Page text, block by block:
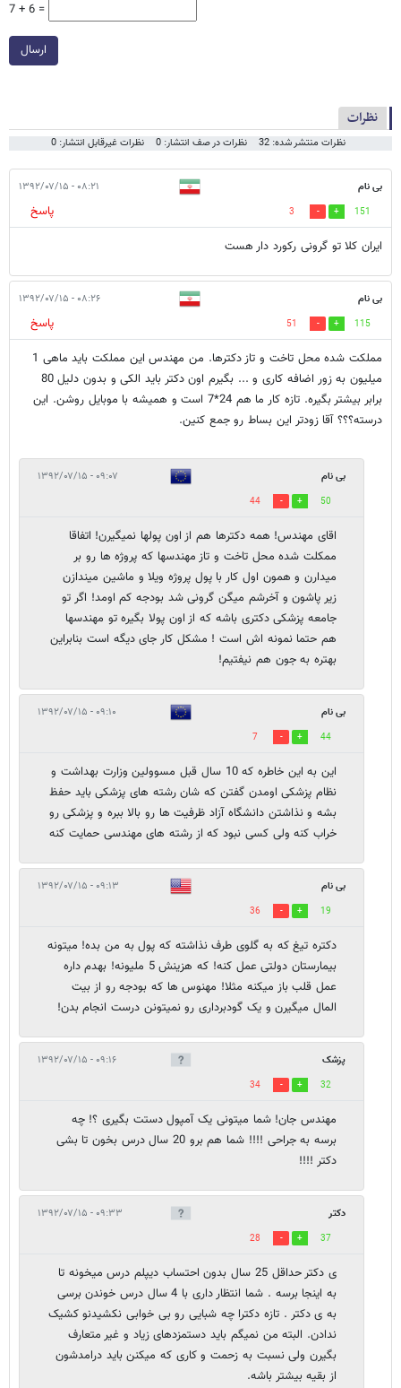
7 + 6 =
ارسال
نظرات
نظرات منتشر شده: 32 نظرات در صف انتشار: 0 نظرات غیرقابل انتشار: 0
بی نام ۰۸:۲۱ - ۱۳۹۲/۰۷/۱۵
151
3
پاسخ
ایران کلا تو گرونی رکورد دار هست
بی نام ۰۸:۲۶ - ۱۳۹۲/۰۷/۱۵
115
51
پاسخ
مملکت شده محل تاخت و تاز دکترها. من مهندس این مملکت باید ماهی 1
میلیون به زور اضافه کاری و ... بگیرم اون دکتر باید الکی و بدون دلیل 80
برابر بیشتر بگیره. تازه کار ما هم 24*7 است و همیشه با موبایل روشن. این
درسته؟؟؟ آقا زودتر این بساط رو جمع کنین.
بی نام ۰۹:۰۷ - ۱۳۹۲/۰۷/۱۵
50
44
اقای مهندس! همه دکترها هم از اون پولها نمیگیرن! اتفاقا
ممکلت شده محل تاخت و تاز مهندسها که پروژه ها رو بر
میدارن و همون اول کار با پول پروژه ویلا و ماشین میندازن
زیر پاشون و آخرشم میگن گرونی شد بودجه کم اومد! اگر تو
جامعه پزشکی دکتری باشه که از اون پولا بگیره تو مهندسها
هم حتما نمونه اش است ! مشکل کار جای دیگه است بنابراین
بهتره به جون هم نیفتیم!
بی نام ۰۹:۱۰ - ۱۳۹۲/۰۷/۱۵
44
7
این به این خاطره که 10 سال قبل مسوولین وزارت بهداشت و
نظام پزشکی اومدن گفتن که شان رشته های پزشکی باید حفظ
بشه و نذاشتن دانشگاه آزاد ظرفیت ها رو بالا ببره و پزشکی رو
خراب کنه ولی کسی نبود که از رشته های مهندسی حمایت کنه
بی نام ۰۹:۱۳ - ۱۳۹۲/۰۷/۱۵
19
36
دکتره تیغ که به گلوی طرف نذاشته که پول به من بده! میتونه
بیمارستان دولتی عمل کنه! که هزینش 5 ملیونه! بهدم داره
عمل قلب باز میکنه مثلا! مهنوس ها که بودجه رو از بیت
المال میگیرن و یک گودبرداری رو نمیتونن درست انجام بدن!
پزشک ۰۹:۱۶ - ۱۳۹۲/۰۷/۱۵
32
34
مهندس جان! شما میتونی یک آمپول دستت بگیری ؟! چه
برسه به جراحی !!!! شما هم برو 20 سال درس بخون تا بشی
دکتر !!!!
دکتر ۰۹:۳۳ - ۱۳۹۲/۰۷/۱۵
37
28
ی دکتر حداقل 25 سال بدون احتساب دیپلم درس میخونه تا
به اینجا برسه . شما انتظار داری با 4 سال درس خوندن برسی
به ی دکتر . تازه دکترا چه شبایی رو بی خوابی نکشیدنو کشیک
ندادن. البته من نمیگم باید دستمزدهای زیاد و غیر متعارف
بگیرن ولی نسبت به زحمت و کاری که میکنن باید درامدشون
از بقیه بیشتر باشه.